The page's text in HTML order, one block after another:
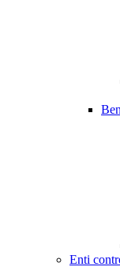
Enti